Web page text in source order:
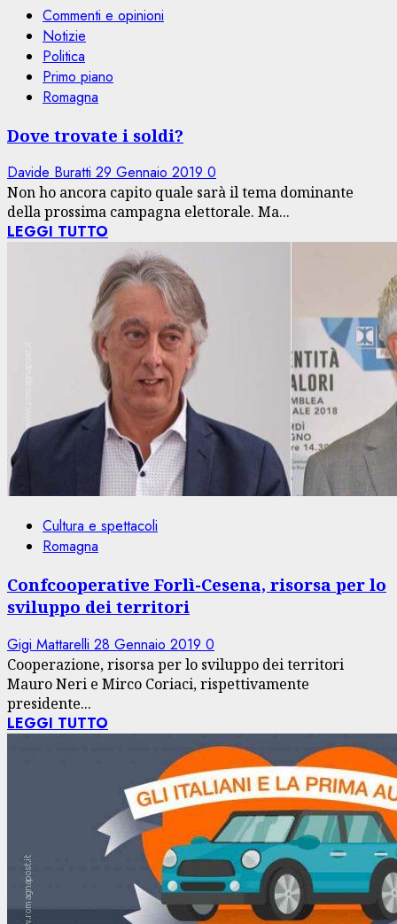
Commenti e opinioni
Notizie
Politica
Primo piano
Romagna
Dove trovate i soldi?
Davide Buratti 29 Gennaio 2019 0
Non ho ancora capito quale sarà il tema dominante
della prossima campagna elettorale. Ma...
LEGGI TUTTO
Cultura e spettacoli
Romagna
Confcooperative Forlì-Cesena, risorsa per lo
sviluppo dei territori
Gigi Mattarelli 28 Gennaio 2019 0
Cooperazione, risorsa per lo sviluppo dei territori
Mauro Neri e Mirco Coriaci, rispettivamente
presidente...
LEGGI TUTTO